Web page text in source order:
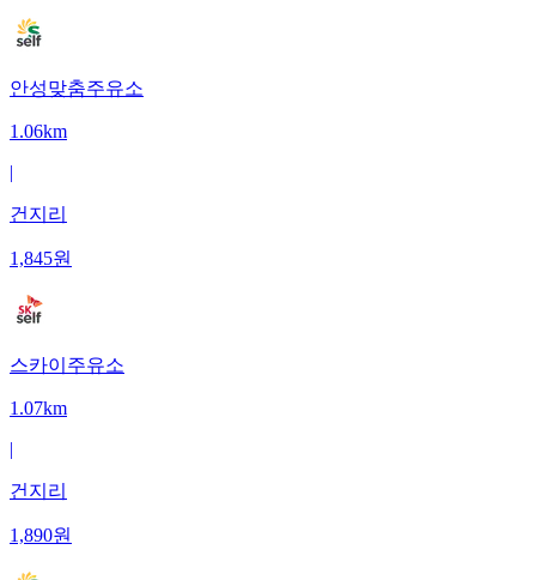
안성맞춤주유소
1.06km
|
건지리
1,845원
스카이주유소
1.07km
|
건지리
1,890원